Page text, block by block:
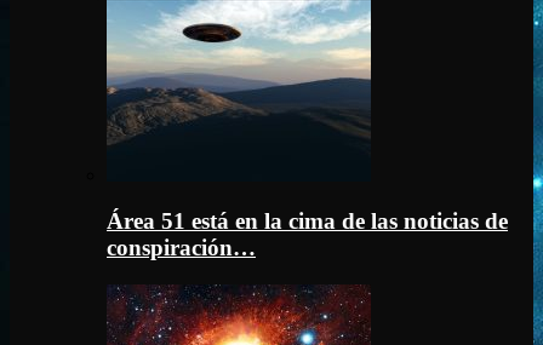
Área 51 está en la cima de las noticias de
conspiración…